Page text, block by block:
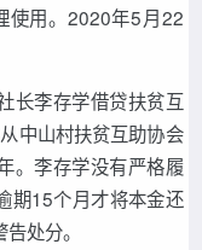
用。 2020年5月22
李存学借贷扶贫互
中山村扶贫互助协会
。李存学没有严格履
期15个月才将本金还
处分。